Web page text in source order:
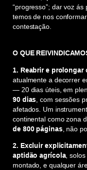
“progresso”; dar voz
temos de nos
contestação.
O QUE
1. Reabrir e
atualmente a decorrer
— 20 dias úteis, em
90 dias , com sessões
afetados. Um
continental como zona
de 800 páginas, não
2. Excluir
aptidão agrícola,
montado, e qualquer